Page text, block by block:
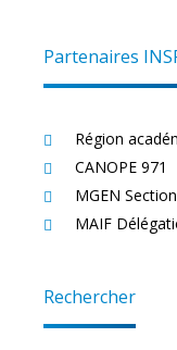
Partenaires
Région
CANOPE 971
MGEN
MAIF
Rechercher